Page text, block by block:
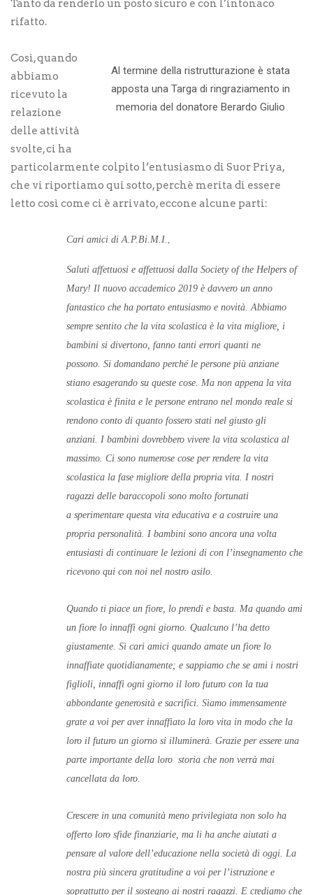
Tanto da renderlo un posto sicuro e con l’intonaco
rifatto.
Al termine della ristrutturazione è stata
apposta una Targa di ringraziamento in
memoria del donatore Berardo Giulio
Così, quando
abbiamo
ricevuto la
relazione
delle attività
svolte, ci ha
particolarmente colpito l’entusiasmo di Suor Priya,
che vi riportiamo qui sotto, perchè merita di essere
letto così come ci è arrivato, eccone alcune parti:
Cari amici di A.P.Bi.M.I.
Saluti affettuosi e affettuosi dalla Society of the Helpers of
Mary! Il nuovo accademico 2019 è davvero un anno
fantastico che ha portato entusiasmo e novità. Abbiamo
sempre sentito che la vita scolastica è la vita migliore, i
bambini si divertono, fanno tanti errori quanti ne
possono. Si domandano perché le persone più anziane
stiano esagerando su queste cose. Ma non appena la vita
scolastica è finita e le persone entrano nel mondo reale si
rendono conto di quanto fossero stati nel giusto gli
anziani. I bambini dovrebbero vivere la vita scolastica al
massimo. Ci sono numerose cose per rendere la vita
scolastica la fase migliore della propria vita. I nostri
ragazzi delle baraccopoli sono molto fortunati
a sperimentare questa vita educativa e a costruire una
propria personalità. I bambini sono ancora una volta
entusiasti di continuare le lezioni di con l’insegnamento che
ricevono qui con noi nel nostro asilo.
Quando ti piace un fiore, lo prendi e basta. Ma quando ami
un fiore lo innaffi ogni giorno. Qualcuno l’ha detto
giustamente. Sì cari amici quando amate un fiore lo
innaffiate quotidianamente; e sappiamo che se ami i nostri
figlioli, innaffi ogni giorno il loro futuro con la tua
abbondante generosità e sacrifici. Siamo immensamente
grate a voi per aver innaffiato la loro vita in modo che la
loro il futuro un giorno si illuminerà. Grazie per essere una
parte importante della loro storia che non verrà mai
cancellata da loro.
Crescere in una comunità meno privilegiata non solo ha
offerto loro sfide finanziarie, ma li ha anche aiutati a
pensare al valore dell’educazione nella società di oggi. La
nostra più sincera gratitudine a voi per l’istruzione e
soprattutto per il sostegno ai nostri ragazzi. E crediamo che